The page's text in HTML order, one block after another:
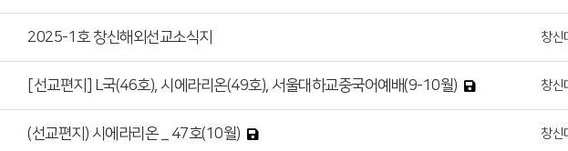
2025-1호 창신해외선교소식지 창신
[선교편지] L국(46호), 시에라리온(49호), 서울대하교중국어예배(9-10월) 창신
(선교편지) 시에라리온 _ 47호(10월) 창신